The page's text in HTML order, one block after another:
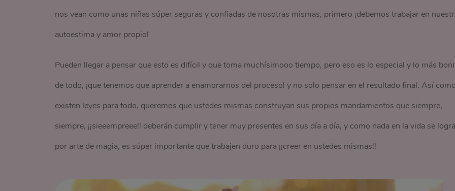
nos vean como unas niñas súper seguras y confiadas de nosotras mismas, primero ¡debemos trabajar en
autoestima y amor propio!
Pueden llegar a pensar que esto es difícil y que toma muchísimooo tiempo, pero eso es lo especial y lo más
de todo, ¡que tenemos que aprender a enamorarnos del proceso! y no solo pensar en el resultado final. Así
existen leyes para todo, queremos que ustedes mismas construyan sus propios mandamientos que siempre,
siempre, ¡¡sieeempreee!! deberán cumplir y tener muy presentes en sus día a día, y como nada en la vida se logra
por arte de magia, es súper importante que trabajen duro para ¡¡creer en ustedes mismas!!